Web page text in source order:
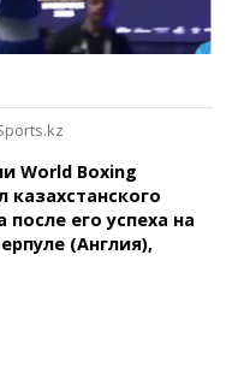
World Boxing
казахстанского
его успеха на
(Англия),